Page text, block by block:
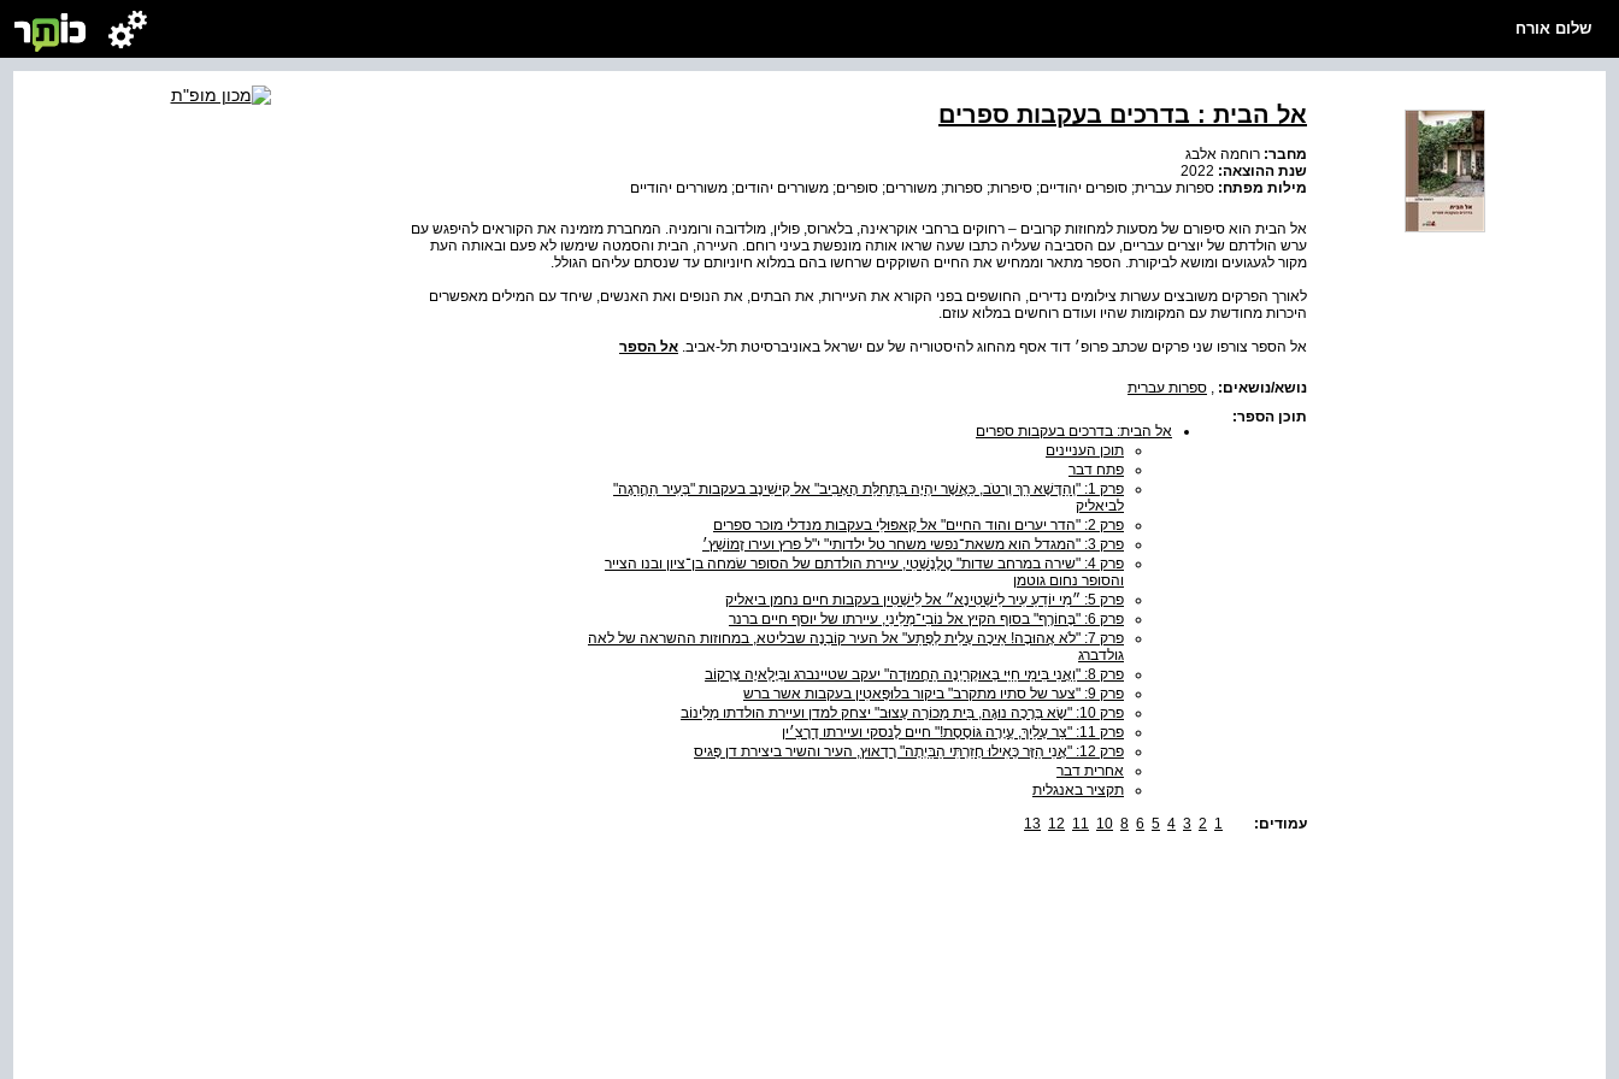
שלום אורח
אל הבית : בדרכים בעקבות ספרים
מחבר: רוחמה אלבג
שנת ההוצאה:
מילות מפתח: ספרות עברית; סופרים יהודיים; סיפרות; ספרות; משוררים; סופרים; משוררים יהודים; משוררים יהודיים
אל הבית הוא סיפורם של מסעות למחוזות קרובים – רחוקים ברחבי אוקראינה, בלארוס, פולין, מולדובה ורומניה. המחברת מזמינה את הקוראים להיפגש עם
ערש הולדתם של יוצרים עבריים, עם הסביבה שעליה כתבו שעה שראו אותה מונפשת בעיני רוחם. העיירה, הבית והסמטה שימשו לא פעם ובאותה העת
מקור לגעגועים ומושא לביקורת. הספר מתאר וממחיש את החיים השוקקים שרחשו בהם במלוא חיוניותם עד שנסתם עליהם הגולל.
לאורך הפרקים משובצים עשרות צילומים נדירים, החושפים בפני הקורא את העיירות, את הבתים, את הנופים ואת האנשים, שיחד עם המילים מאפשרים
היכרות מחודשת עם המקומות שהיו ועודם רוחשים במלוא עוזם.
אל הספר צורפו שני פרקים שכתב פרופ׳ דוד אסף מהחוג להיסטוריה של עם ישראל באוניברסיטת תל-אביב. אל הספר
נושא/נושאים:
ספרות עברית
תוכן הספר:
אל הבית: בדרכים בעקבות ספרים
תוכן העניינים
פתח דבר
פרק 1: "וְהַדֶּשֶׁא רַךְ וְרָטֹב, כַּאֲשֶׁר יִהְיֶה בִּתְחִלַּת הָאָבִיב" אל קִישִׁינֶב בעקבות "בְּעִיר הַהֲרֵגָה"
לביאליק
פרק 2: "הדר יערים והוד החיים" אל קָאפּוּלִי בעקבות מנדלי מוכר ספרים
פרק 3: "המגדל הוא משאת־נפשי משחר טל ילדותי" י"ל פרץ ועירו זָמוֹשְׁץ׳
פרק 4: "שירה במרחב שדות" טֶלֶנֶשְׁטִי, עיירת הולדתם של הסופר שׂמחה בן־ציון ובנו הצייר
והסופר נחום גוטמן
פרק 5: ״מִי יוֹדֵעַ עִיר לִישְׁטִינָא״ אל לִִישְׁטִין בעקבות חיים נחמן ביאליק
פרק 6: "בָּחוֹרֶף" בסוף הקיץ אל נוֹבִי־מְלִינִי, עיירתו של יוסף חיים ברנר
פרק 7: "לֹא אֲהוּבָה! אֵיכָה עָלִית לְפֶתַע" אל העיר קוֹבְנָה שבליטא, במחוזות ההשראה של לאה
גולדברג
פרק 8: "וַאֲנִי בִּימֵי חַיַּי בְּאוּקְרַיְנָה הַחֲמוּדָה" יעקב שטיינברג ובְּיֶלְאיָה צֶרְקוֹב
פרק 9: "צער של סתיו מתקרב" ביקור בלוּפָּאטִין בעקבות אשר ברש
פרק 10: "שָׂא בְּרָכָה נוּגָה, בֵּית מְכוֹרָה עָצוּב" יצחק למדן ועיירת הולדתו מְלִינוֹב
פרק 11: "צַר עָלַיִךְ, עֲיָרָה גּוֹסֶסֶת!" חיים לֶנסקי ועיירתו דֶרֶצִ׳ין
פרק 12: "אֲנִי הַזָּר כְּאִילוּ חָזַרְתִּי הַבַּיְתָה" רָדָאוּץ, העיר והשיר ביצירת דן פָּגיס
אחרית דבר
תקציר באנגלית
עמודים: 1
2
3
4
5
6
8
10
11
12
13